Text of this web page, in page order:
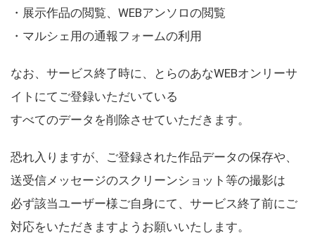
・展示作品の閲覧、WEBアンソロの閲覧
・マルシェ用の通報フォームの利用
なお、サービス終了時に、とらのあなWEBオンリーサ
イトにてご登録いただいている
すべてのデータを削除させていただきます。
恐れ入りますが、ご登録された作品データの保存や、
送受信メッセージのスクリーンショット等の撮影は
必ず該当ユーザー様ご自身にて、サービス終了前にご
対応をいただきますようお願いいたします。